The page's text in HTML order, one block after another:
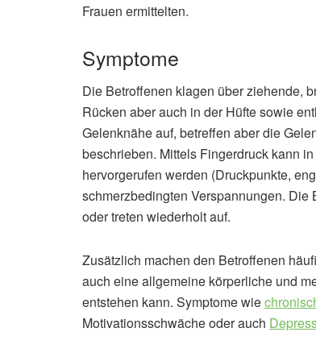
Frauen ermittelten.
Symptome
Die Betroffenen klagen über ziehende,
Rücken aber auch in der Hüfte sowie
Gelenknähe auf, betreffen aber die
beschrieben. Mittels Fingerdruck kann
hervorgerufen werden (Druckpunkte,
schmerzbedingten Verspannungen.
oder treten wiederholt auf.
Zusätzlich machen den Betroffenen
auch eine allgemeine körperliche und
entstehen kann. Symptome wie
Motivationsschwäche oder auch